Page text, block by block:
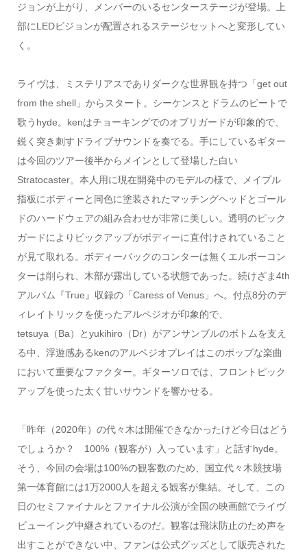
ジョンが上がり、メンバーのいるセンターステージが登場。上
部にLEDビジョンが配置されるステージセットへと変形してい
く。
ライヴは、ミステリアスでありダークな世界観を持つ「get out
from the shell」からスタート。シーケンスとドラムのビートで
歌うhyde。kenはチョーキングでのオブリガードが印象的で、
鋭く突き刺すドライブサウンドを奏でる。手にしているギター
は今回のツアー後半からメインとして登場した白い
Stratocaster。本人用に現在開発中のモデルの様で、メイプル
指板にボディーと同色に塗装されたマッチングヘッドとゴール
ドのハードウェアの組み合わせが非常に美しい。透明のピック
ガードによりピックアップがボディーに直付けされていること
が見て取れる。ボディーバックのコンターは無くエルボーコン
ターは削られ、木部が露出している状態であった。続けざま4th
アルバム『True』収録の「Caress of Venus」へ。付点8分のデ
ィレイトリックを使ったアルペジオが印象的で、
tetsuya（Ba）とyukihiro（Dr）がアンサンブルのボトムを支え
る中、浮遊感あるkenのアルペジオプレイはこのポップな楽曲
において重要なファクター。ギターソロでは、フロントピック
アップを使った太く甘いサウンドを響かせる。
「昨年（2020年）の代々木は開催できなかったけど今日はどう
でしょうか？ 100%（観客が）入っています」と話すhyde。
そう、今回の会場は100%の観客数のため、国立代々木競技場
第一体育館には1万2000人を超える観客が集結。そして、この
日のセミファイナルとファイナル公演が全国の映画館でライヴ
ビューイング中継されているのだ。観客は飛沫防止のため声を
出すことができない中、ファンは公式グッズとして販売された